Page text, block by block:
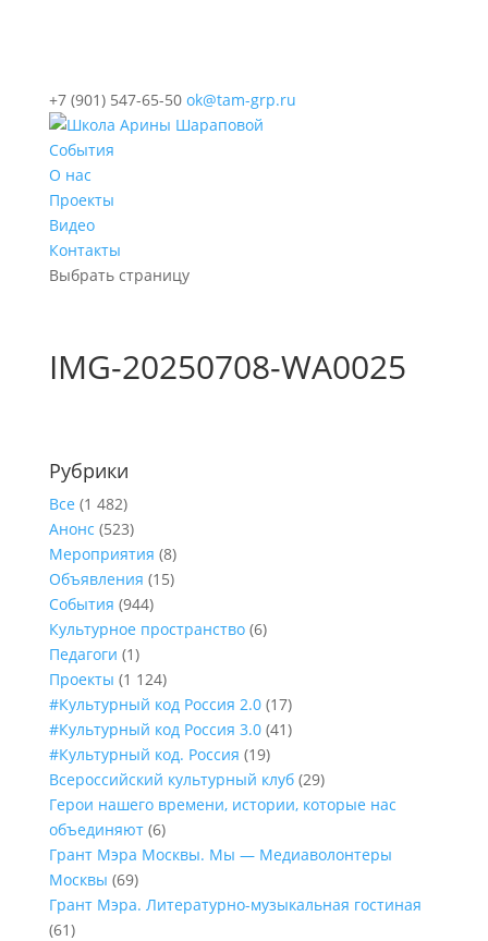
+7 (901) 547-65-50 ok@tam-grp.ru
События
О нас
Проекты
Видео
Контакты
Выбрать страницу
IMG-20250708-WA0025
Рубрики
Все (1 482)
Анонс (523)
Мероприятия (8)
Объявления (15)
События (944)
Культурное пространство(6)
Педагоги (1)
Проекты (1 124)
#Культурный код Россия 2.0(17)
#Культурный код Россия 3.0(41)
#Культурный код. Россия (19)
Всероссийский культурный клуб(29)
Герои нашего времени, истории, которые нас
объединяют(6)
Грант Мэра Москвы. Мы — Медиаволонтеры
Москвы (69)
Грант Мэра. Литературно-музыкальная гостиная
(61)